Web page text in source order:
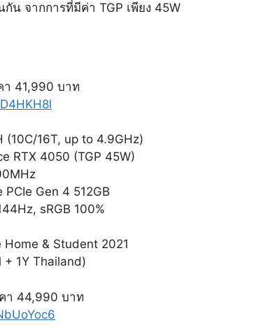
น จากการที่มีค่า TGP เพียง 45W
า 41,990 บาท
(10C/16T, up to 4.9GHz)
RTX 4050 (TGP 45W)
PCIe Gen 4 512GB
sRGB 100%
& Student 2021
+ 1Y Thailand)
า 44,990 บาท